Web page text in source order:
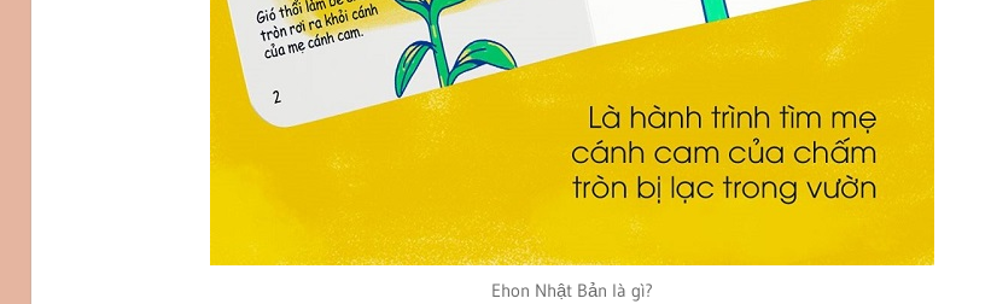
Ehon Nhật Bản là gì?